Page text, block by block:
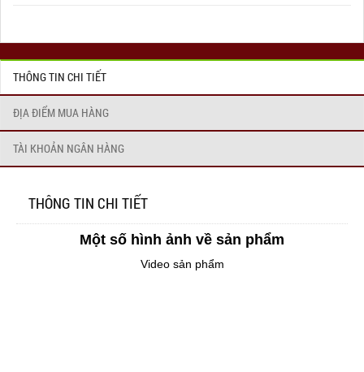
THÔNG TIN CHI TIẾT
ĐỊA ĐIỂM MUA HÀNG
TÀI KHOẢN NGÂN HÀNG
THÔNG TIN CHI TIẾT
Một số hình ảnh về sản phẩm
Video sản phẩm